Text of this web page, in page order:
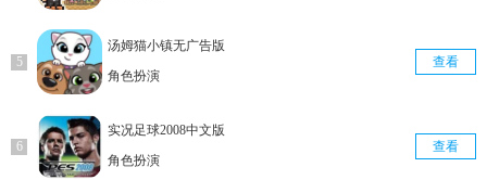
汤姆猫小镇无广告版
角色扮演
查看
实况足球2008中文版
角色扮演
查看